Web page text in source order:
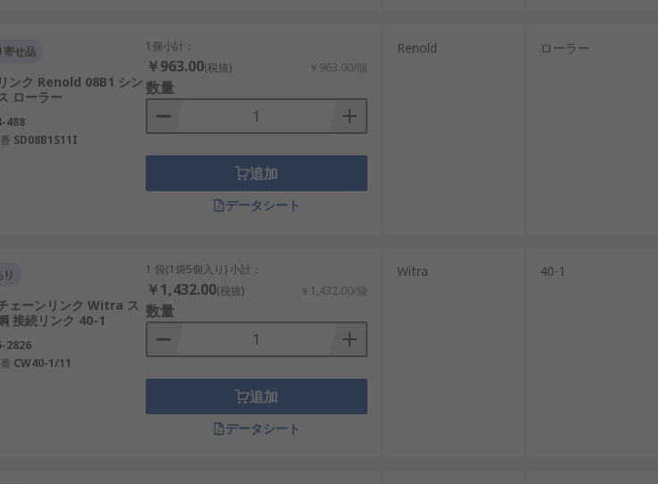
フセットプレート、ブッシュ、可動ピンで構成されています。可動ピンは、コ
ッチとなっており、1ピッチ単位でチェーンの長さを増減する場合に、このリ
、1個のオフセットと1個のローラーリンクで構成される2ピッチのオフセット
寄せ品
ンク Renold 08B1 シン
ローラー
488
SD08B1S11I
1個小計：
￥963.00(税抜) ￥963.00/個
数量
追加
データシート
Renold ローラー
ェーンリンク Witra ス
接続リンク 40-1
2826
CW40-1/11
1 袋(1袋5個入り) 小計：
￥1,432.00(税抜) ￥1,432.00/袋
数量
追加
データシート
Witra 40-1